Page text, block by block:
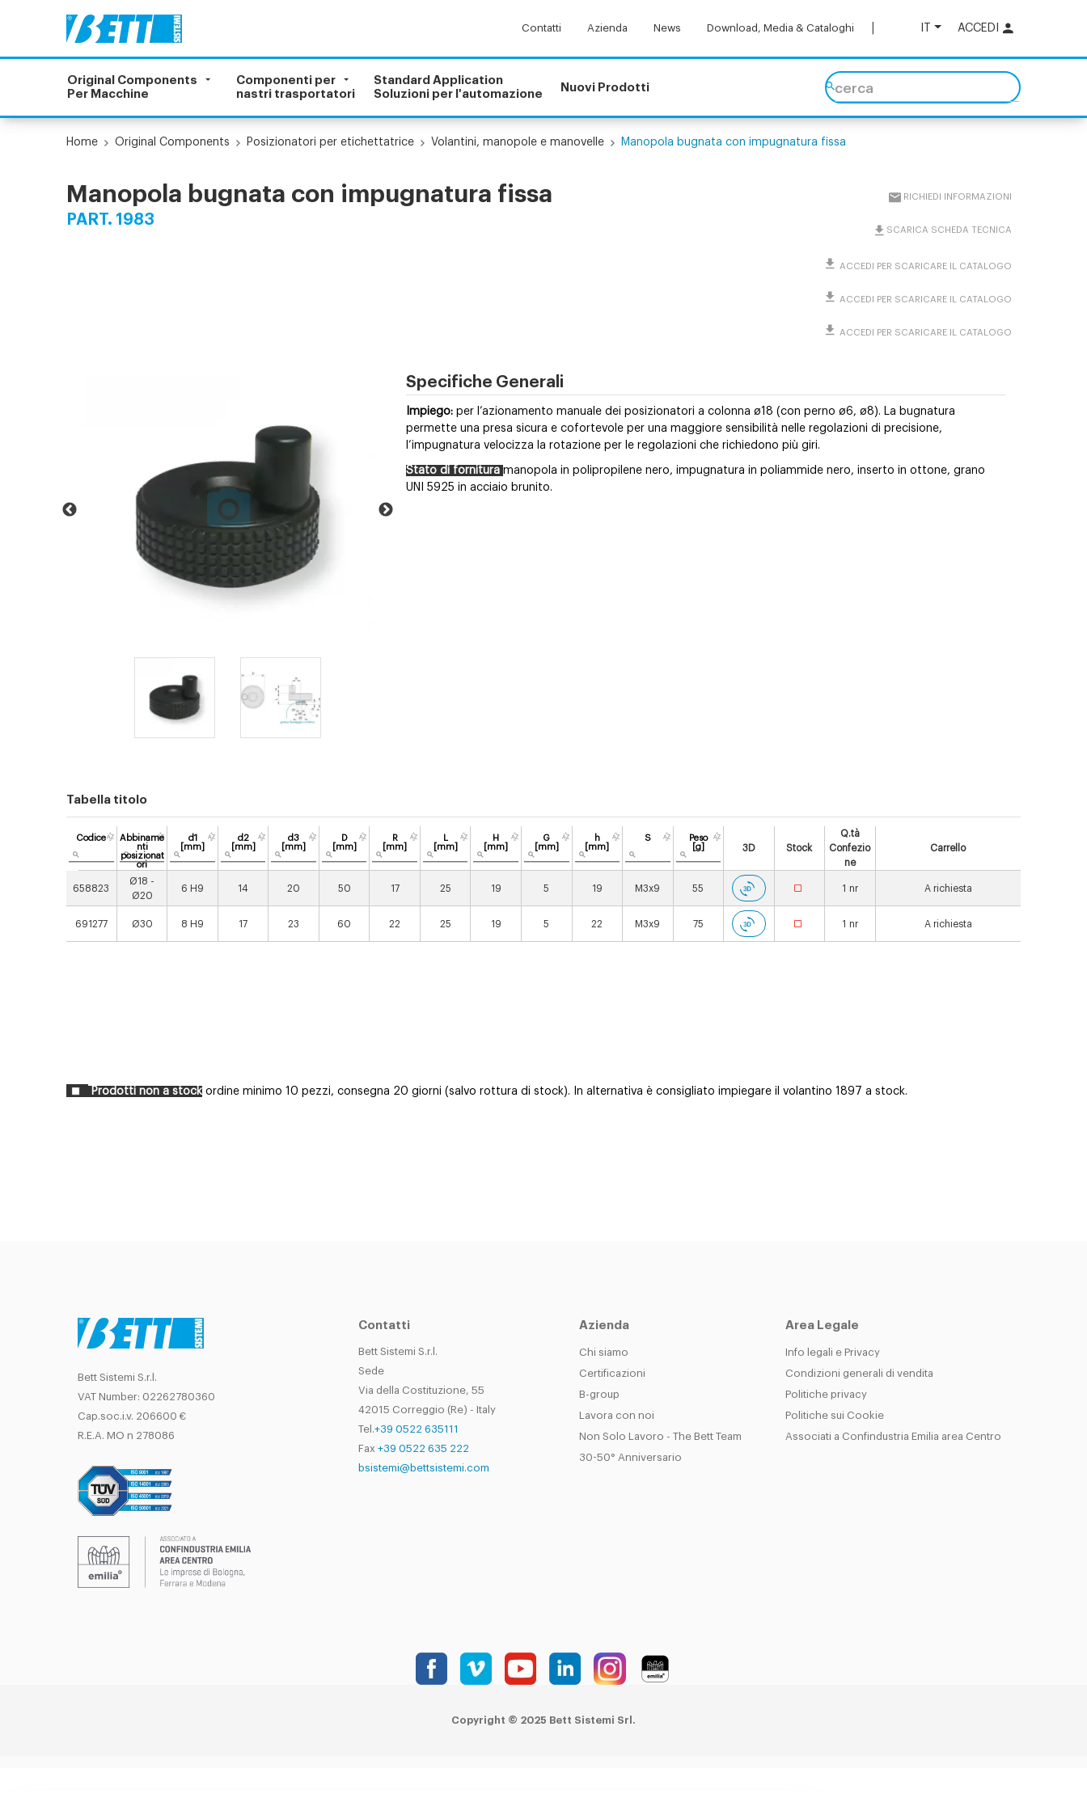
ACCEDI
Contatti Azienda News Download, Media & Cataloghi
Original Components
Per Macchine
Componenti per
nastri trasportatori
Standard Application
Soluzioni per l'automazione
Nuovi Prodotti cerca
Home Original Components Posizionatori per etichettatrice Volantini, manopole e manovelle Manopola bugnata con impugnatura fissa
Manopola bugnata con impugnatura fissa
PART. 1983
RICHIEDI INFORMAZIONI
SCARICA SCHEDA TECNICA
ACCEDI PER SCARICARE IL CATALOGO
ACCEDI PER SCARICARE IL CATALOGO
ACCEDI PER SCARICARE IL CATALOGO
Specifiche Generali
Impiego: per l’azionamento manuale dei posizionatori a colonna ø18 (con perno ø6, ø8). La bugnatura
permette una presa sicura e cofortevole per una maggiore sensibilità nelle regolazioni di precisione,
l’impugnatura velocizza la rotazione per le regolazioni che richiedono più giri.
Stato di fornitura manopola in polipropilene nero, impugnatura in poliammide nero, inserto in ottone, grano
UNI 5925 in acciaio brunito.
Tabella titolo
Codice
Abbiname
nti
posizionat
ori
d1
[mm]
d2
[mm]
d3
[mm]
D
[mm]
R
[mm]
L
[mm]
H
[mm]
G
[mm]
h
[mm]
S
Peso
[g]
3D Stock
Q.tà
Confezio
ne
Carrello
658823
Ø18 -
Ø20
6 H9 14 20 50 17 25 19 5 19 M3x9 55 1 nr A richiesta
691277 Ø30 8 H9 17 23 60 22 25 19 5 22 M3x9 75 1 nr A richiesta
Prodotti non a stock ordine minimo 10 pezzi, consegna 20 giorni (salvo rottura di stock). In alternativa è consigliato impiegare il volantino 1897 a stock.
Bett Sistemi S.r.l.
VAT Number: 02262780360
Cap.soc.i.v. 206600 €
R.E.A. MO n 278086
Contatti
Bett Sistemi S.r.l.
Sede
Via della Costituzione, 55
42015 Correggio (Re) - Italy
Tel.+39 0522 635111
Fax +39 0522 635 222
bsistemi@bettsistemi.com
Azienda
Chi siamo
Certificazioni
B-group
Lavora con noi
Non Solo Lavoro - The Bett Team
30-50° Anniversario
Area Legale
Info legali e Privacy
Condizioni generali di vendita
Politiche privacy
Politiche sui Cookie
Associati a Confindustria Emilia area Centro
Copyright © 2025 Bett Sistemi Srl.